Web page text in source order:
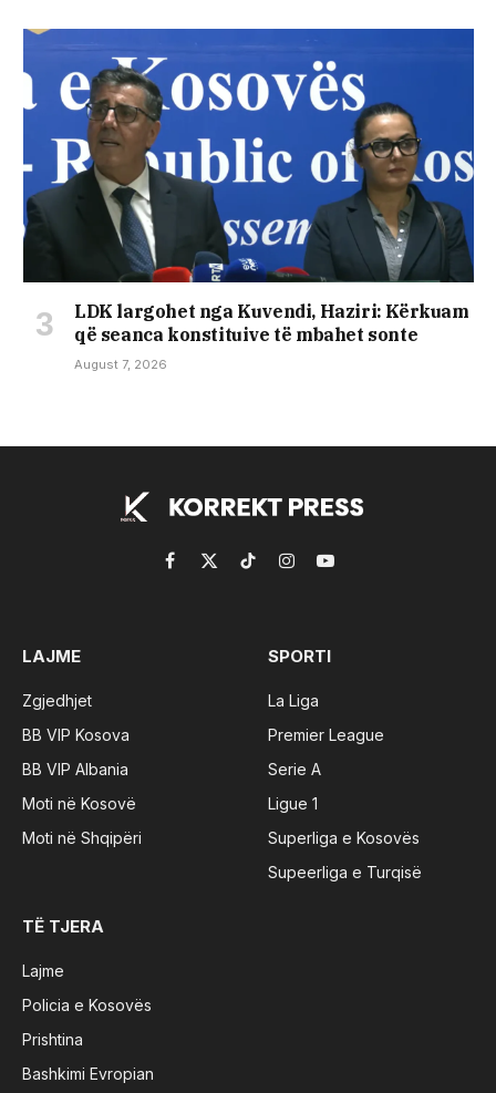
LDK largohet nga Kuvendi, Haziri: Kërkuam
që seanca konstituive të mbahet sonte
August 7, 2026
Facebook
X
TikTokInstagramYouTube
LAJME
Zgjedhjet
BB VIP Kosova
BB VIP Albania
Moti në Kosovë
Moti në Shqipëri
SPORTI
La Liga
Premier League
Serie A
Ligue 1
Superliga e Kosovës
Supeerliga e Turqisë
TË TJERA
Lajme
Policia e Kosovës
Prishtina
Bashkimi Evropian